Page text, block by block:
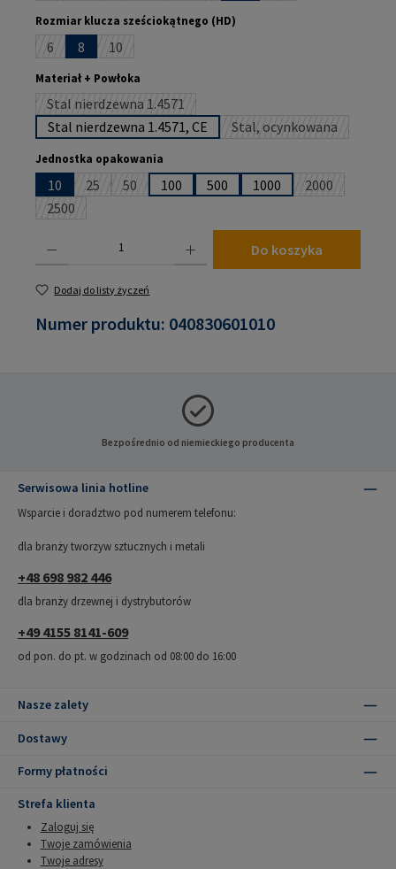
Wybierz
Rozmiar klucza sześciokątnego (HD)
6(Ta opcja jest obecnie niedostępna.)
8 10(Ta opcja jest obecnie niedostępna.)
Wybierz
Materiał + Powłoka
Stal nierdzewna 1.4571(Ta opcja jest obecnie niedostępna.)
Stal nierdzewna 1.4571, CE Stal, ocynkowana
(Ta opcja jest
Wybierz
Jednostka opakowania
10 25(Ta opcja jest obecnie niedostępna.)
50(Ta opcja jest obecnie niedostępna.)
100 500 1000 2000(Ta opcja jest
2500(Ta opcja jest obecnie niedostępna.)
Do koszyka
Dodaj do listy życzeń
Numer produktu: 040830601010
Bezpośrednio od niemieckiego producenta
Serwisowa linia hotline
Wsparcie i doradztwo pod numerem telefonu:
dla branży tworzyw sztucznych i metali
+48 698 982 446
dla branży drzewnej i dystrybutorów
+49 4155 8141-609
od pon. do pt. w godzinach od 08:00 do 16:00
Nasze zalety
Dostawy
Formy płatności
Strefa klienta
Zaloguj się
Twoje zamówienia
Twoje adresy